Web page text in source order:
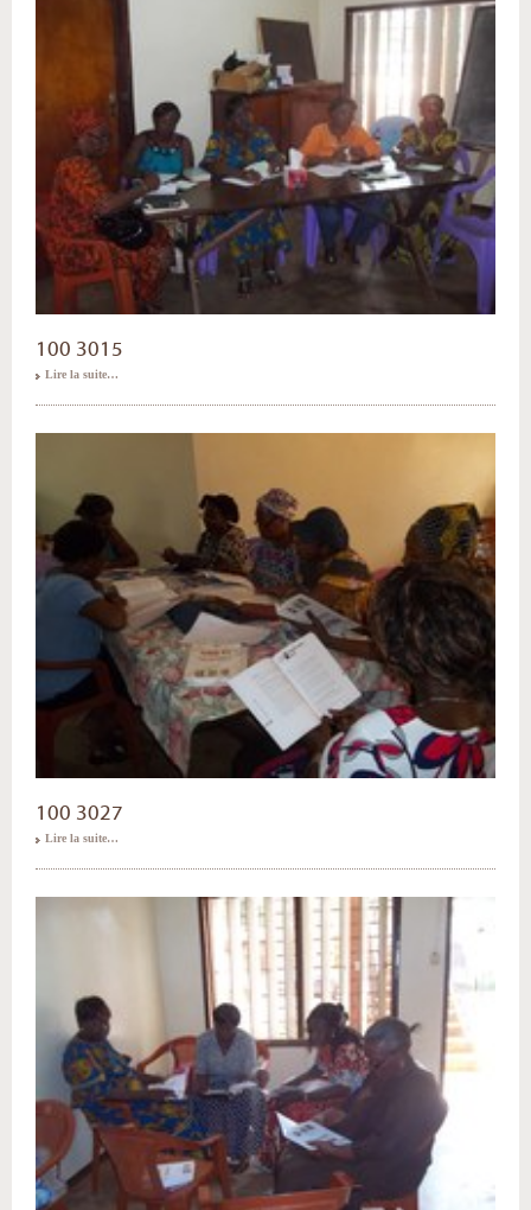
100 3015
Lire la suite…
100 3027
Lire la suite…